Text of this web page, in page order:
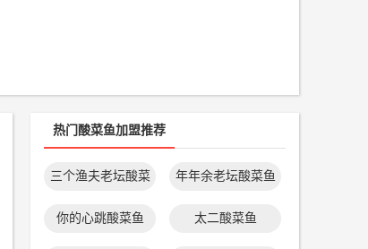
热门酸菜鱼加盟推荐
三个渔夫老坛酸菜 年年余老坛酸菜鱼
你的心跳酸菜鱼 太二酸菜鱼